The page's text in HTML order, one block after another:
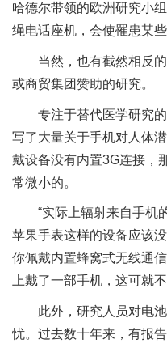
哈德尔带领的欧洲研究小
绳电话座机，会使罹患某
当然，也有截然相反
或商贸集团赞助的研究。
专注于替代医学研究
写了大量关于手机对人体
戴设备没有内置3G连接，
常微小的。
“实际上辐射来自手机
苹果手表这样的设备应该
你佩戴内置蜂窝式无线通
上戴了一部手机，这可就
此外，研究人员对电
忧。过去数十年来，有报